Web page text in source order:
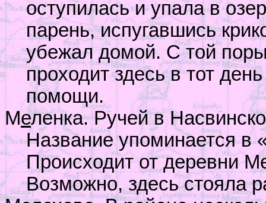
оступилась и упала в
парень, испугавшись
убежал домой. С той
проходит здесь в тот
помощи.
Меленка. Ручей в
Название упоминается в
Происходит от деревни
Возможно, здесь стояла